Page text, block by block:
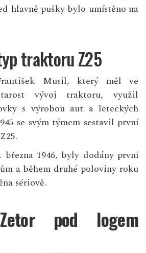
hlavně pušky bylo umístěno na
traktoru Z25
Musil, který měl ve
vývoj traktoru, využil
s výrobou aut a leteckých
se svým týmem sestavil první
1946, byly dodány první
a během druhé poloviny roku
sériově.
pod logem